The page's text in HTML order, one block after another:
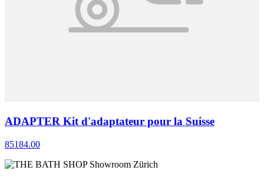
ADAPTER Kit d'adaptateur pour la Suisse
85184.00